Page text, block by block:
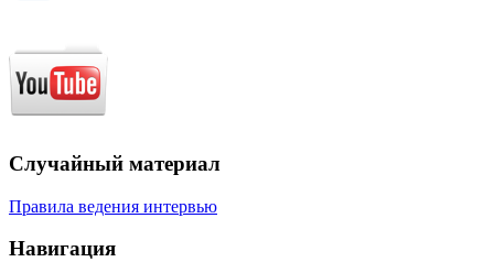
Случайный материал
Правила ведения интервью
Навигация